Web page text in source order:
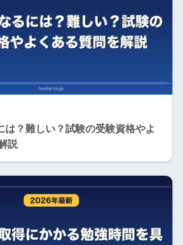
は？難しい？試験の受験資格やよ
説